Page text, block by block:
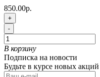
850.00р.
+
-
В корзину
Подписка на новости
Будьте в курсе новых